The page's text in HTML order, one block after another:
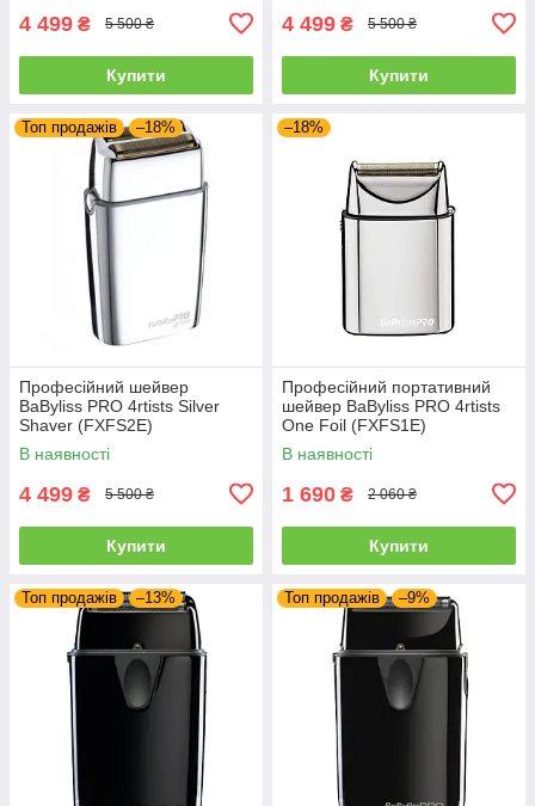
4 499 ₴ 5 500 ₴
Купити
4 499 ₴ 5 500 ₴
Купити
Топ продажів –18%
Професійний шейвер
BaByliss PRO 4rtists Silver
Shaver (FXFS2E)
В наявності
4 499 ₴ 5 500 ₴
Купити
–18%
Професійний портативний
шейвер BaByliss PRO 4rtists
One Foil (FXFS1E)
В наявності
1 690 ₴ 2 060 ₴
Купити
Топ продажів –13% Топ продажів –9%